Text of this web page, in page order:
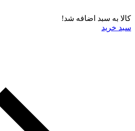
کالا به سبد اضافه شد!
سبد خرید